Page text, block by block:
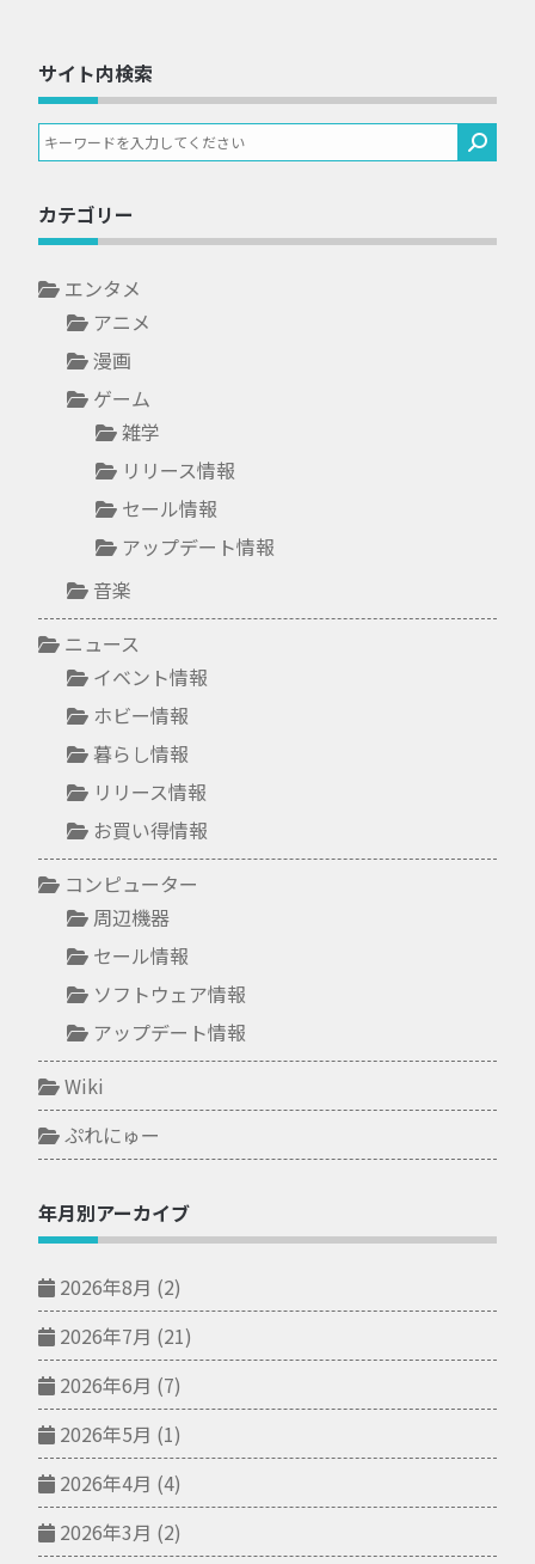
サイト内検索
カテゴリー
エンタメ
アニメ
漫画
ゲーム
雑学
リリース情報
セール情報
アップデート情報
音楽
ニュース
イベント情報
ホビー情報
暮らし情報
リリース情報
お買い得情報
コンピューター
周辺機器
セール情報
ソフトウェア情報
アップデート情報
Wiki
ぷれにゅー
年月別アーカイブ
2026年8月 (2)
2026年7月 (21)
2026年6月 (7)
2026年5月 (1)
2026年4月 (4)
2026年3月 (2)